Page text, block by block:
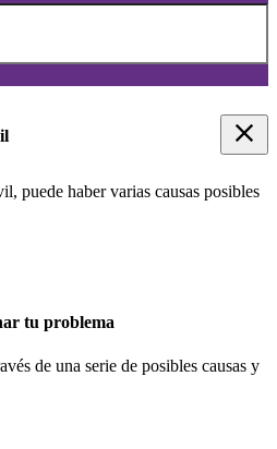
puede haber varias causas posibles
tu problema
de una serie de posibles causas y